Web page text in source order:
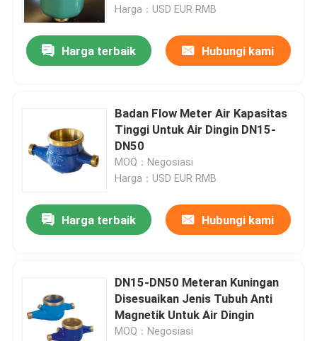
Produk
Harga：USD EUR RMB
Harga terbaik Hubungi kami
Badan Flow Meter Air Kapasitas
Tinggi Untuk Air Dingin DN15-
DN50
MOQ：Negosiasi
Harga：USD EUR RMB
Harga terbaik Hubungi kami
DN15-DN50 Meteran Kuningan
Disesuaikan Jenis Tubuh Anti
Magnetik Untuk Air Dingin
MOQ：Negosiasi